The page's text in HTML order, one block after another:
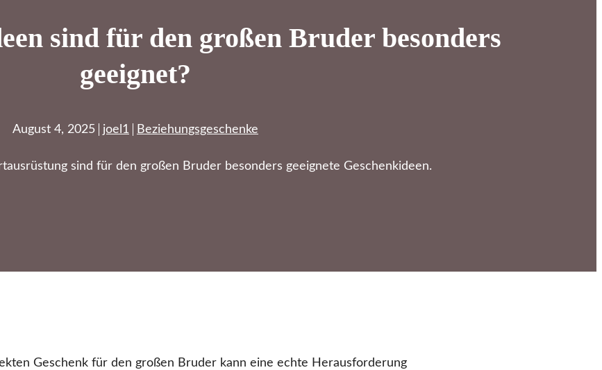
sind für den großen Bruder besonders
geeignet?
August 4, 2025 joel1 Beziehungsgeschenke
sind für den großen Bruder besonders geeignete Geschenkideen.
Geschenk für den großen Bruder kann eine echte Herausforderung